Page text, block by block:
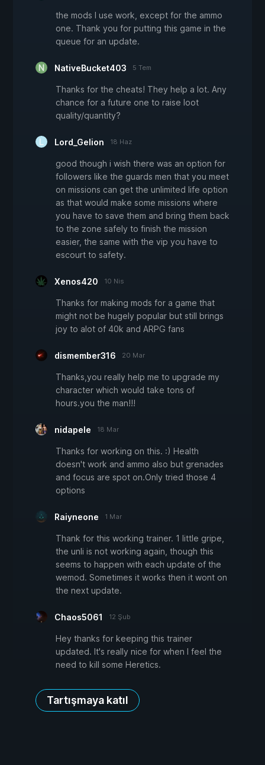
the mods I use work, except for the ammo
one. Thank you for putting this game in the
queue for an update.
NativeBucket403 5 Tem
Thanks for the cheats! They help a lot. Any
chance for a future one to raise loot
quality/quantity?
Lord_Gelion 18 Haz
good though i wish there was an option for
followers like the guards men that you meet
on missions can get the unlimited life option
as that would make some missions where
you have to save them and bring them back
to the zone safely to finish the mission
easier, the same with the vip you have to
escourt to safety.
Xenos420 10 Nis
Thanks for making mods for a game that
might not be hugely popular but still brings
joy to alot of 40k and ARPG fans
dismember316 20 Mar
Thanks,you really help me to upgrade my
character which would take tons of
hours.you the man!!!
nidapele 18 Mar
Thanks for working on this. :) Health
doesn't work and ammo also but grenades
and focus are spot on.Only tried those 4
options
Raiyneone 1 Mar
Thank for this working trainer. 1 little gripe,
the unli is not working again, though this
seems to happen with each update of the
wemod. Sometimes it works then it wont on
the next update.
Chaos5061 12 Şub
Hey thanks for keeping this trainer
updated. It's really nice for when I feel the
need to kill some Heretics.
Tartışmaya katıl